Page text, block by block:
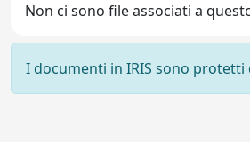
Non ci sono file associati a
I documenti in IRIS sono